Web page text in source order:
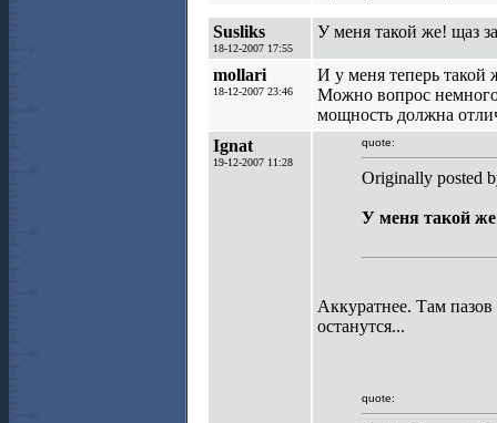
Susliks
18-12-2007 17:55
У меня такой же! щаз
mollari
18-12-2007 23:46
И у меня теперь такой
Можно вопрос немного
мощность должна
Ignat
19-12-2007 11:28
quote:
Originally posted
У меня такой
Аккуратнее. Там
останутся...
quote: